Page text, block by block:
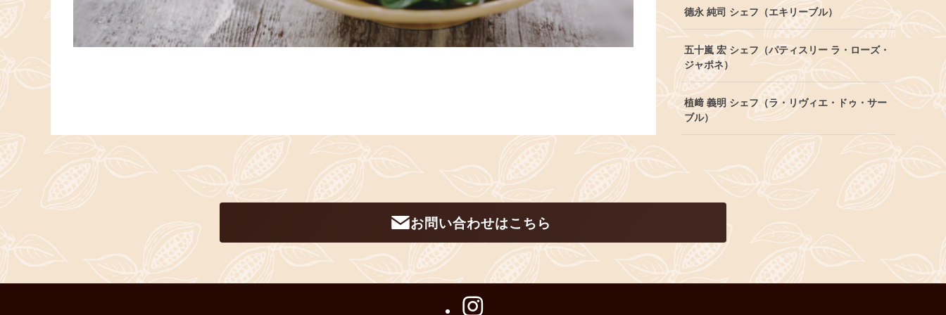
德永 純司 シェフ（エキリーブル）
五十嵐 宏 シェフ（パティスリー ラ・ローズ・
ジャポネ）
植﨑 義明 シェフ（ラ・リヴィエ・ドゥ・サー
ブル）
お問い合わせはこちら